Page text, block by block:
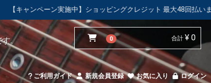
ン実施中】ショッピングクレジット 最大48回払いまで金利手数
す。
0 合計 ¥ 0
ご利用ガイド 新規会員登録 お気に入り ログイン